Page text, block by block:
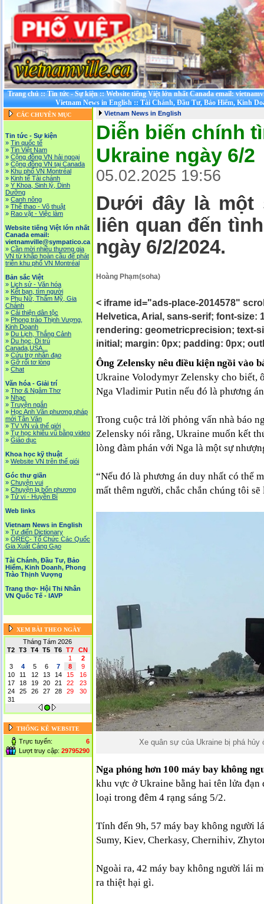
Trang chủ::Tin tức - Sự kiện::Website tiếng Việt lớn nhất Canada email:
Vietnam News in English::Tài Chánh, Đầu Tư, Bảo Hiểm, Kinh
CÁC CHUYÊN MỤC
Tin tức - Sự kiện
» Tin quốc tế
» Tin Việt Nam
» Cộng đồng VN hải ngoại
» Cộng đồng VN tại Canada
» Khu phố VN Montréal
» Kinh tế Tài chánh
» Y Khoa, Sinh lý, Dinh
Dưỡng
» Canh nông
» Thể thao - Võ thuật
» Rao vặt - Việc làm
Website tiếng Việt lớn nhất
Canada email:
vietnamville@sympatico.ca
» Cần mời nhiều thương gia
VN từ khắp hoàn cầu để phát
triễn khu phố VN Montréal
Bản sắc Việt
» Lịch sử - Văn hóa
» Kết bạn, tìm người
» Phụ Nữ, Thẩm Mỹ, Gia
Chánh
» Cải thiện dân tộc
» Phong trào Thịnh Vượng,
Kinh Doanh
» Du Lịch, Thắng Cảnh
» Du học, Di trú
Canada,USA...
» Cứu trợ nhân đạo
» Gỡ rối tơ lòng
» Chat
Văn hóa - Giải trí
» Thơ & Ngâm Thơ
» Nhạc
» Truyện ngắn
» Học Anh Văn phương pháp
mới Tân Văn
» TV VN và thế giới
» Tự học khiêu vũ bằng video
» Giáo dục
Khoa học kỹ thuật
» Website VN trên thế giói
Góc thư giãn
» Chuyện vui
» Chuyện lạ bốn phương
» Tử vi - Huyền Bí
Web links
Vietnam News in English
» Tự điển Dictionary
» OREC- Tố Chức Các Quốc
Gia Xuất Cảng Gạo
Tài Chánh, Đầu Tư, Bảo
Hiểm, Kinh Doanh, Phong
Trào Thịnh Vượng
Trang thơ- Hội Thi Nhân
VN Quốc Tế - IAVP
XEM BÀI THEO NGÀY
Tháng Tám 2026
T2
T3 T4 T5 T6 T7
CN
1
2
3
4 5 6 7 8
9
10
11 12 13 14 15
16
17
18 19 20 21 22
23
24
25 26 27 28 29
30
31
THỐNG KÊ WEBSITE
Trực tuyến:
6
Lượt truy cập: 29795290
Vietnam News in English
Diễn biến chính
Ukraine ngày 6/2
05.02.2025 19:56
Dưới đây là một
liên quan đến
ngày 6/2/2024.
Hoàng Phạm(soha)
< iframe id="ads-place-2014578"
Helvetica, Arial, sans-serif; font-
rendering: geometricprecision; text-
initial; margin: 0px; padding: 0px;
Ông Zelensky nêu điều kiện ngồi vào
Ukraine Volodymyr Zelensky cho biết,
Nga Vladimir Putin nếu đó là phương
Trong cuộc trả lời phỏng vấn nhà báo
Zelensky nói rằng, Ukraine muốn kết
lòng đàm phán với Nga là một sự
“Nếu đó là phương án duy nhất có thể
mất thêm người, chắc chắn chúng tôi
Xe quân sự của Ukraine bị phá
Nga phóng hơn 100 máy bay không
khu vực ở Ukraine bằng hai tên lửa
loại trong đêm 4 rạng sáng 5/2.
Tính đến 9h, 57 máy bay không người
Sumy, Kiev, Cherkasy, Chernihiv,
Ngoài ra, 42 máy bay không người lái
ra thiệt hại gì.